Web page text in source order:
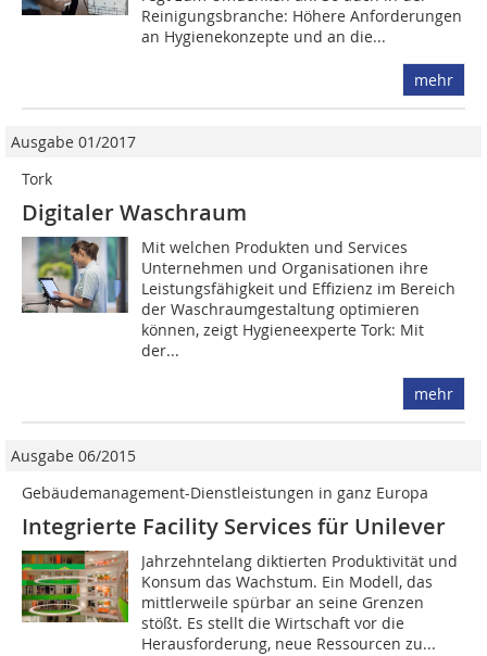
Reinigungsbranche: Höhere Anforderungen
an Hygienekonzepte und an die...
mehr
Ausgabe 01/2017
Tork
Digitaler Waschraum
Mit welchen Produkten und Services
Unternehmen und Organisationen ihre
Leistungsfähigkeit und Effizienz im Bereich
der Waschraumgestaltung optimieren
können, zeigt Hygieneexperte Tork: Mit
der...
mehr
Ausgabe 06/2015
Gebäudemanagement-Dienstleistungen in ganz Europa
Integrierte Facility Services für Unilever
Jahrzehntelang diktierten Produktivität und
Konsum das Wachstum. Ein Modell, das
mittlerweile spürbar an seine Grenzen
stößt. Es stellt die Wirtschaft vor die
Herausforderung, neue Ressourcen zu...